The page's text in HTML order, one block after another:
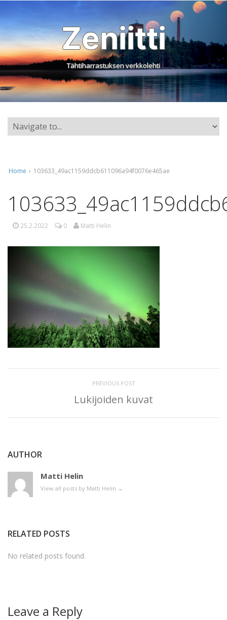
Zeniitti
Tähtiharrastuksen verkkolehti
Home › 103633_49ac1159ddcb611096a94f0076e465ae
25.2.2022 0 Matti Helin
PREVIOUS POST
Lukijoiden kuvat
AUTHOR
Matti Helin
View all posts by Matti Helin →
RELATED POSTS
No related posts found.
Leave a Reply